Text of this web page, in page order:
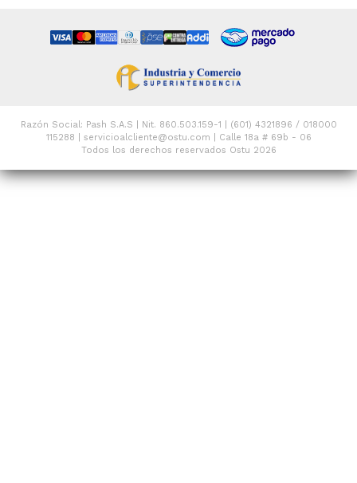
Razón Social: Pash S.A.S | Nit. 860.503.159-1 | (601) 4321896 / 018000
115288 | servicioalcliente@ostu.com | Calle 18a # 69b - 06
Todos los derechos reservados Ostu 2026